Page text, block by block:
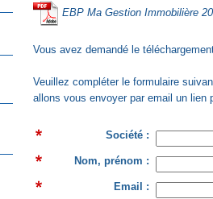
EBP Ma Gestion Immobilière
Vous avez demandé le
Veuillez compléter le formulaire
allons vous envoyer par email un lien
Société :
Nom, prénom :
Email :